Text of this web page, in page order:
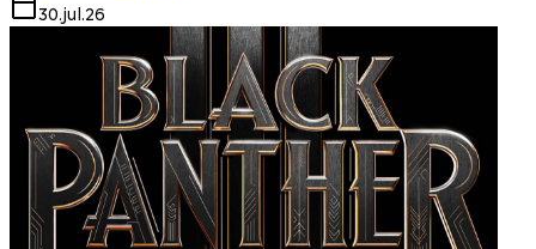
30.jul.26